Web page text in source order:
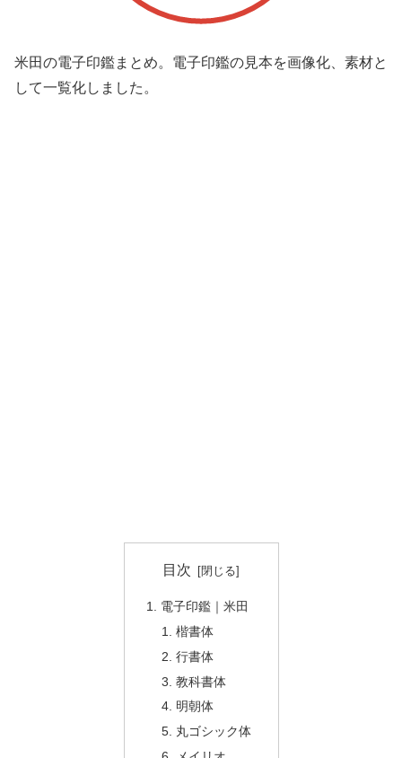
米田の電子印鑑まとめ。電子印鑑の見本を画像化、素材と
して一覧化しました。
目次
電子印鑑｜米田
楷書体
行書体
教科書体
明朝体
丸ゴシック体